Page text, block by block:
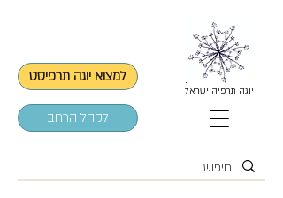
למצוא יוגה תרפיסט
לקהל הרחב
יוגה תרפיה ישראל